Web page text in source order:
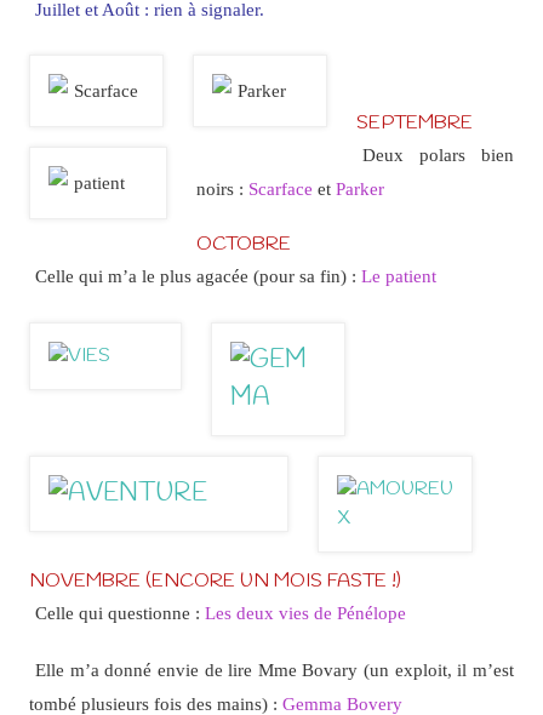
Juillet et Août : rien à signaler.
SEPTEMBRE
Deux polars bien
noirs : Scarface et Parker
OCTOBRE
Celle qui m’a le plus agacée (pour sa fin) : Le patient
NOVEMBRE (ENCORE UN MOIS FASTE !)
Celle qui questionne : Les deux vies de Pénélope
Elle m’a donné envie de lire Mme Bovary (un exploit, il m’est
tombé plusieurs fois des mains) : Gemma Bovery